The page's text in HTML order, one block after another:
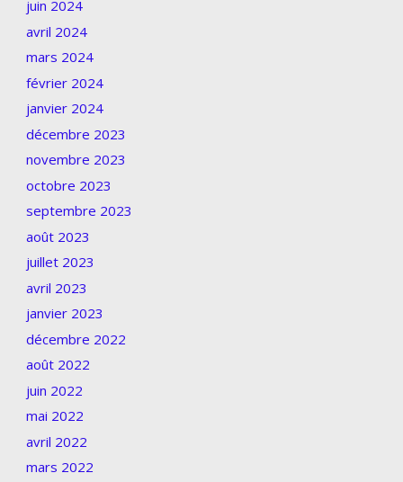
juin 2024
avril 2024
mars 2024
février 2024
janvier 2024
décembre 2023
novembre 2023
octobre 2023
septembre 2023
août 2023
juillet 2023
avril 2023
janvier 2023
décembre 2022
août 2022
juin 2022
mai 2022
avril 2022
mars 2022